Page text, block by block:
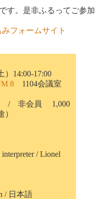
す。是非ふるってご参加
みフォームサイト
14:00-17:00
8 1104会議室
/ 非会員 1,000
/ Lionel
/ 日本語